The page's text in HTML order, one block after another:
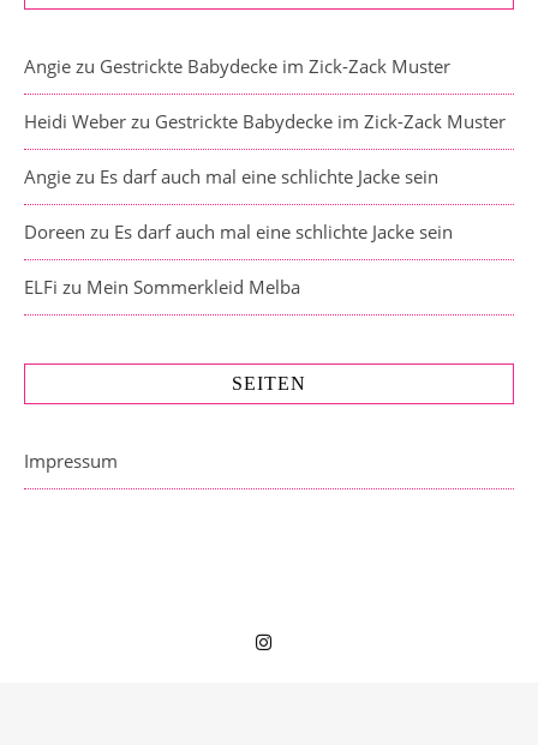
Angie zu Gestrickte Babydecke im Zick-Zack Muster
Heidi Weber zu Gestrickte Babydecke im Zick-Zack Muster
Angie zu Es darf auch mal eine schlichte Jacke sein
Doreen zu Es darf auch mal eine schlichte Jacke sein
ELFi zu Mein Sommerkleid Melba
SEITEN
Impressum